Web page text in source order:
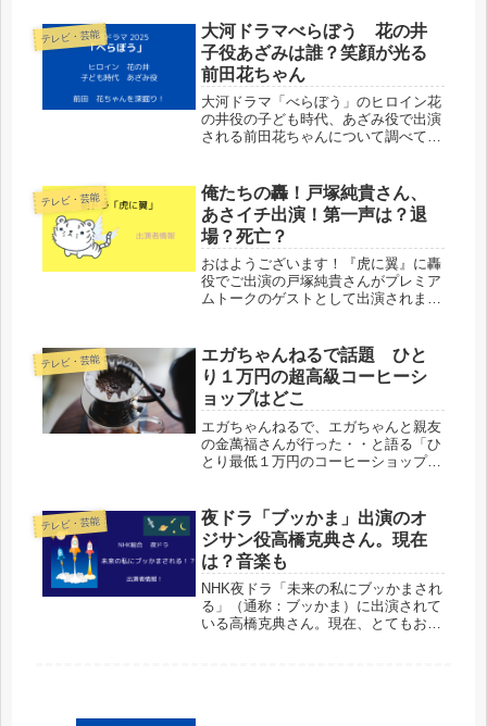
テレビ・芸能
大河ドラマべらぼう 花の井
子役あざみは誰？笑顔が光る
前田花ちゃん
大河ドラマ「べらぼう」のヒロイン花
の井役の子ども時代、あざみ役で出演
される前田花ちゃんについて調べてみ
テレビ・芸能
俺たちの轟！戸塚純貴さん、
あさイチ出演！第一声は？退
場？死亡？
おはようございます！『虎に翼』に轟
役でご出演の戸塚純貴さんがプレミア
ムトークのゲストとして出演されま
イチ』6月28日(金)［総合］あさ8:15～
9:55轟太一役 #戸塚純貴...
テレビ・芸能
エガちゃんねるで話題 ひと
り１万円の超高級コーヒーシ
ョップはどこ
エガちゃんねるで、エガちゃんと親友
の金萬福さんが行った・・と語る「ひ
とり最低１万円のコーヒーショップ」
テレビ・芸能
夜ドラ「ブッかま」出演のオ
ジサン役高橋克典さん。現在
は？音楽も
NHK夜ドラ「未来の私にブッかまされ
る」（通称：ブッかま）に出演されて
いる高橋克典さん。現在、とてもお元